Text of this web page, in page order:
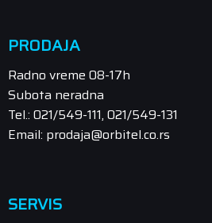
PRODAJA
Radno vreme 08-17h
Subota neradna
Tel.: 021/549-111, 021/549-131
Email: prodaja@orbitel.co.rs
SERVIS